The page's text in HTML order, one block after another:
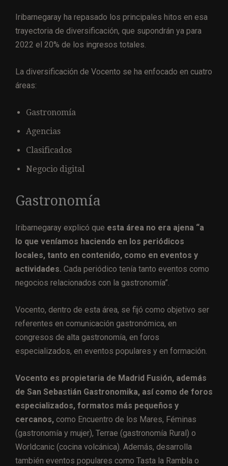
Iribarnegaray ha repasado los principales hitos en esa
trayectoria de diversificación, que supondrán ya para
2022 el 20% de los ingresos totales.
La diversificación de Vocento se ha enfocado en cuatro
áreas:
Gastronomía
Agencias
Clasificados
Negocio digital
Gastronomía
Iribarnegaray explicó que esta área no era ajena “a
lo que veníamos haciendo en los periódicos
locales, tanto en contenido, como en eventos y
actividades. Cada periódico tenía tanto eventos como
negocios relacionados con la gastronomía”.
Vocento, dentro de esta área, se fijó como objetivo ser
referentes en comunicación gastronómica, en
congresos de alta gastronomía, en foros
especializados, en eventos populares y en formación.
Vocento es propietaria de Madrid Fusión, además
de San Sebastián Gastronomika, así como de foros
especializados, formatos más pequeños y
cercanos, como Encuentro de los Mares, Féminas
(gastronomía y mujer), Terrae (gastronomía Rural) o
Worldcanic (cocina volcánica). Además, desarrolla
también eventos populares como Tasta la Rambla o